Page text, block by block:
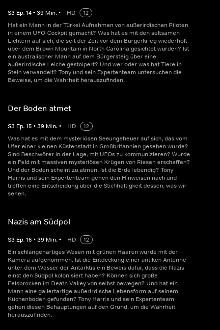
S3 Ep.14 • 39 Min. • HD
12
Hat ein Mann in der Türkei Aufnahmen von außerirdischen Piloten
in einem UFO-Cockpit gemacht? Was hat es mit den seltsamen
Lichtern auf sich, die seit der Zeit vor dem Bürgerkrieg wiederholt
über dem Brown Mountain in North Carolina gesichtet wurden? Ist
ein australischer Mann auf dem Bürgersteig über eine
außerirdische Leiche gestolpert? Und wer oder was hat Tiere in
Stein verwandelt? Tony und sein Expertenteam untersuchen die
Beweise, um die Wahrheit herauszufinden.
Der Boden atmet
S3 Ep.15 • 39 Min. • HD
12
Was hat es mit dem mysteriösen Seeungeheuer auf sich, das vom
Ufer einer kleinen Küstenstadt in Großbritannien gesehen wurde?
Sind Beschwörer in der Lage, mit UFOs zu kommunizieren? Wurde
ein Feld mit massiven mysteriösen Krügen von Riesen erschaffen?
Und der Boden scheint zu atmen. Ist die Erde lebendig? Tony
Harris und sein Expertenteam gehen den Hinweisen nach und
treffen eine Entscheidung über die Stichhaltigkeit dessen, was wir
sehen.
Nazis am Südpol
S3 Ep.16 • 39 Min. • HD
12
Ein schlangenartiges Wesen mit grünen Haaren wurde mit der
Kamera aufgenommen. Ist die Entdeckung einer antiken Antenne
unter dem Wasser der Antarktis ein Beweis dafür, dass die Nazis
einst den Südpol kolonisiert haben? Können sich große
Felsbrocken im Death Valley von selbst bewegen? Und hat ein
Mann eine gallertartige außerirdische Lebensform auf seinem
Küchenboden gefunden? Tony Harris und sein Expertenteam
gehen diesen Behauptungen auf den Grund, um die Wahrheit
herauszufinden.